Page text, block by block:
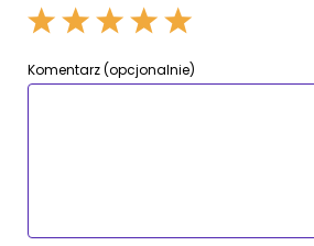
Komentarz (opcjonalnie)